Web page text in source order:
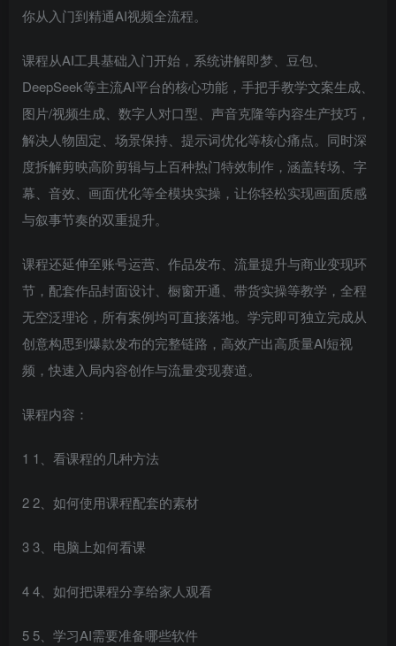
你从入门到精通AI视频全流程。
课程从AI工具基础入门开始，系统讲解即梦、豆包、
DeepSeek等主流AI平台的核心功能，手把手教学文案生成、
图片/视频生成、数字人对口型、声音克隆等内容生产技巧，
解决人物固定、场景保持、提示词优化等核心痛点。同时深
度拆解剪映高阶剪辑与上百种热门特效制作，涵盖转场、字
幕、音效、画面优化等全模块实操，让你轻松实现画面质感
与叙事节奏的双重提升。
课程还延伸至账号运营、作品发布、流量提升与商业变现环
节，配套作品封面设计、橱窗开通、带货实操等教学，全程
无空泛理论，所有案例均可直接落地。学完即可独立完成从
创意构思到爆款发布的完整链路，高效产出高质量AI短视
频，快速入局内容创作与流量变现赛道。
课程内容：
1 1、看课程的几种方法
2 2、如何使用课程配套的素材
3 3、电脑上如何看课
4 4、如何把课程分享给家人观看
5 5、学习AI需要准备哪些软件